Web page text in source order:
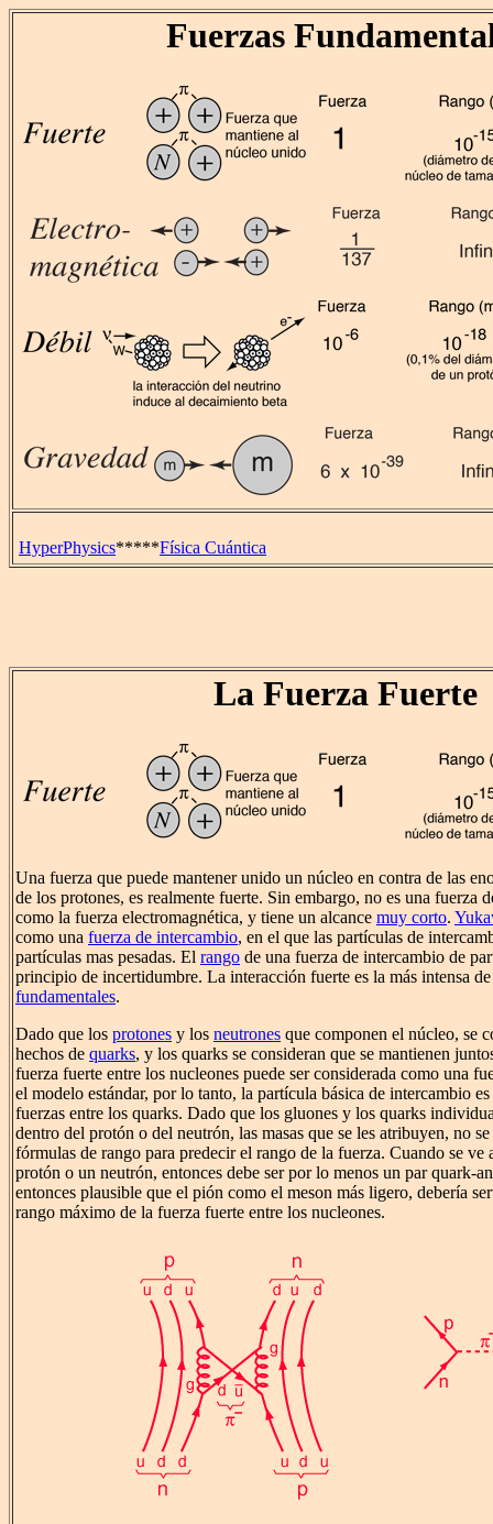
Fuerzas
HyperPhysics*****Física Cuántica
La Fuerza Fuerte
Una fuerza que puede mantener unido un núcleo en contra de las
de los protones, es realmente fuerte. Sin embargo, no es una fuerza
como la fuerza electromagnética, y tiene un alcance muy corto.
como una fuerza de intercambio, en el que las partículas de
partículas mas pesadas. El rango de una fuerza de intercambio de
principio de incertidumbre. La interacción fuerte es la más intensa
fundamentales.
Dado que los protones y los neutrones que componen el núcleo, se
hechos de quarks, y los quarks se consideran que se mantienen
fuerza fuerte entre los nucleones puede ser considerada como una
el modelo estándar, por lo tanto, la partícula básica de intercambio
fuerzas entre los quarks. Dado que los gluones y los quarks
dentro del protón o del neutrón, las masas que se les atribuyen, no
fórmulas de rango para predecir el rango de la fuerza. Cuando se ve
protón o un neutrón, entonces debe ser por lo menos un par quark-
entonces plausible que el pión como el meson más ligero, debería
rango máximo de la fuerza fuerte entre los nucleones.